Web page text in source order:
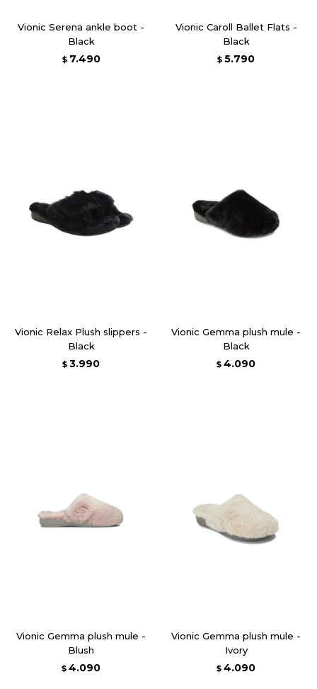
Vionic Serena ankle boot -
Black
$ 7.490
Vionic Caroll Ballet Flats -
Black
$ 5.790
Vionic Relax Plush slippers -
Black
$ 3.990
Vionic Gemma plush mule -
Black
$ 4.090
Vionic Gemma plush mule -
Blush
$ 4.090
Vionic Gemma plush mule -
Ivory
$ 4.090